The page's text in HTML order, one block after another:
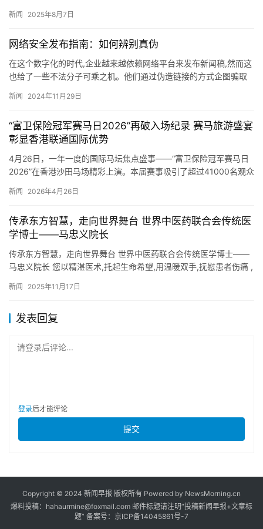
和…
新闻 2025年8月7日
网络安全发布指南：如何辨别真伪
在这个数字化的时代,企业越来越依赖网络平台来发布新闻稿,然而这
也给了一些不法分子可乘之机。他们通过伪造链接的方式企图骗取
新闻 2024年11月29日
“富卫保险冠军赛马日2026”再破入场纪录 赛马旅游盛宴
彰显香港联通国际优势
4月26日，一年一度的国际马坛焦点盛事——“富卫保险冠军赛马日
2026”在香港沙田马场精彩上演。本届赛事吸引了超过41000名观众
新闻 2026年4月26日
传承东方智慧，走向世界舞台 世界中医药联合会传统医
学博士——马忠义院长
传承东方智慧，走向世界舞台 世界中医药联合会传统医学博士——
马忠义院长 您以精湛医术,托起生命希望,用温暖双手,抚慰患者伤痛 ,
新闻 2025年11月17日
发表回复
请登录后评论...
登录后才能评论
提交
Copyright © 2024 新闻早报 版权所有 Powered by NewsMorning.cn
爆料投稿：hahaurmine@foxmail.com 邮件标题请注明“投稿新闻早报+文章标
题” 备案号：京ICP备14045861号-7